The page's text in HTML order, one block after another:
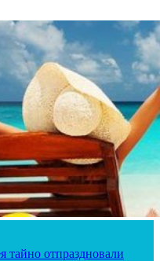
тайно отпраздновали